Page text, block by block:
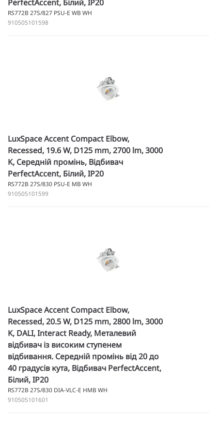
PerfectAccent, Білий, IP20
RS772B 27S/827 PSU-E WB WH
910505101598
LuxSpace Accent Compact Elbow,
Recessed, 19.6 W, D125 mm, 2700 lm, 3000
K, Середній промінь, Відбивач
PerfectAccent, Білий, IP20
RS772B 27S/830 PSU-E MB WH
910505101599
LuxSpace Accent Compact Elbow,
Recessed, 20.5 W, D125 mm, 2800 lm, 3000
K, DALI, Interact Ready, Металевий
відбивач із високим ступенем
відбивання. Середній промінь від 20 до
40 градусів кута, Відбивач PerfectAccent,
Білий, IP20
RS772B 27S/830 DIA-VLC-E HMB WH
910505101601